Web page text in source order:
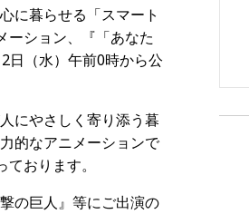
に暮らせる「スマート
ーション、『「あなた
日（水）午前0時から公
にやさしく寄り添う暮
的なアニメーションで
おります。
の巨人』等にご出演の